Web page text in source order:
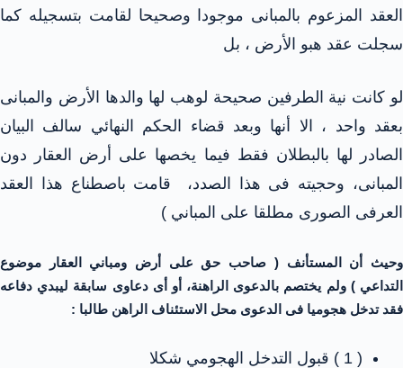
العقد المزعوم بالمبانى موجودا وصحيحا لقامت بتسجيله كما
سجلت عقد هبو الأرض ، بل
لو كانت نية الطرفين صحيحة لوهب لها والدها الأرض والمبانى
بعقد واحد ، الا أنها وبعد قضاء الحكم النهائي سالف البيان
الصادر لها بالبطلان فقط فيما يخصها على أرض العقار دون
المبانى، وحجيته فى هذا الصدد، قامت باصطناع هذا العقد
العرفى الصورى مطلقا على المباني )
وحيث أن المستأنف ( صاحب حق على أرض ومباني العقار موضوع
التداعي ) ولم يختصم بالدعوى الراهنة، أو أى دعاوى سابقة ليبدي دفاعه
فقد تدخل هجوميا فى الدعوى محل الاستئناف الراهن طالبا :
( 1 ) قبول التدخل الهجومي شكلا